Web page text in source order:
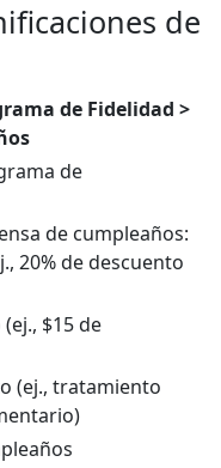
de
de Fidelidad >
de
de cumpleaños:
20% de descuento
$15 de
(ej., tratamiento